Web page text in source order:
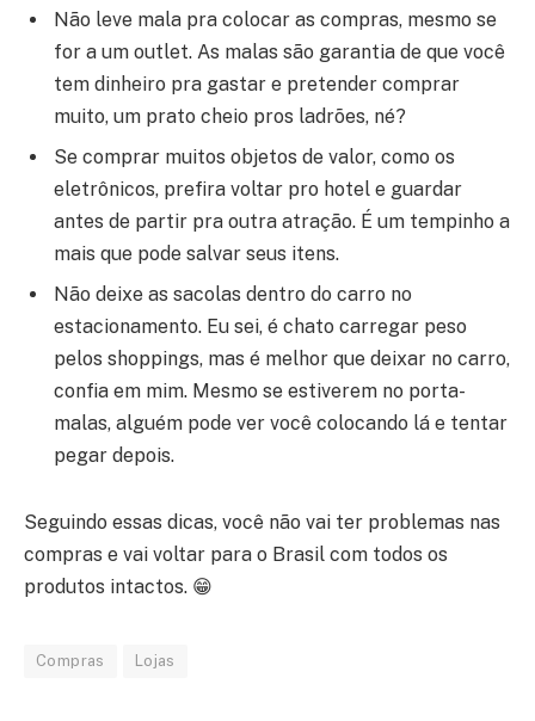
Não leve mala pra colocar as compras, mesmo se
for a um outlet. As malas são garantia de que você
tem dinheiro pra gastar e pretender comprar
muito, um prato cheio pros ladrões, né?
Se comprar muitos objetos de valor, como os
eletrônicos, prefira voltar pro hotel e guardar
antes de partir pra outra atração. É um tempinho a
mais que pode salvar seus itens.
Não deixe as sacolas dentro do carro no
estacionamento. Eu sei, é chato carregar peso
pelos shoppings, mas é melhor que deixar no carro,
confia em mim. Mesmo se estiverem no porta-
malas, alguém pode ver você colocando lá e tentar
pegar depois.
Seguindo essas dicas, você não vai ter problemas nas
compras e vai voltar para o Brasil com todos os
produtos intactos. 😁
Compras Lojas